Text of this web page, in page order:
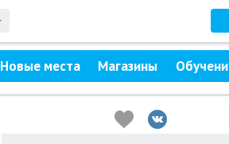
Новые места Магазины